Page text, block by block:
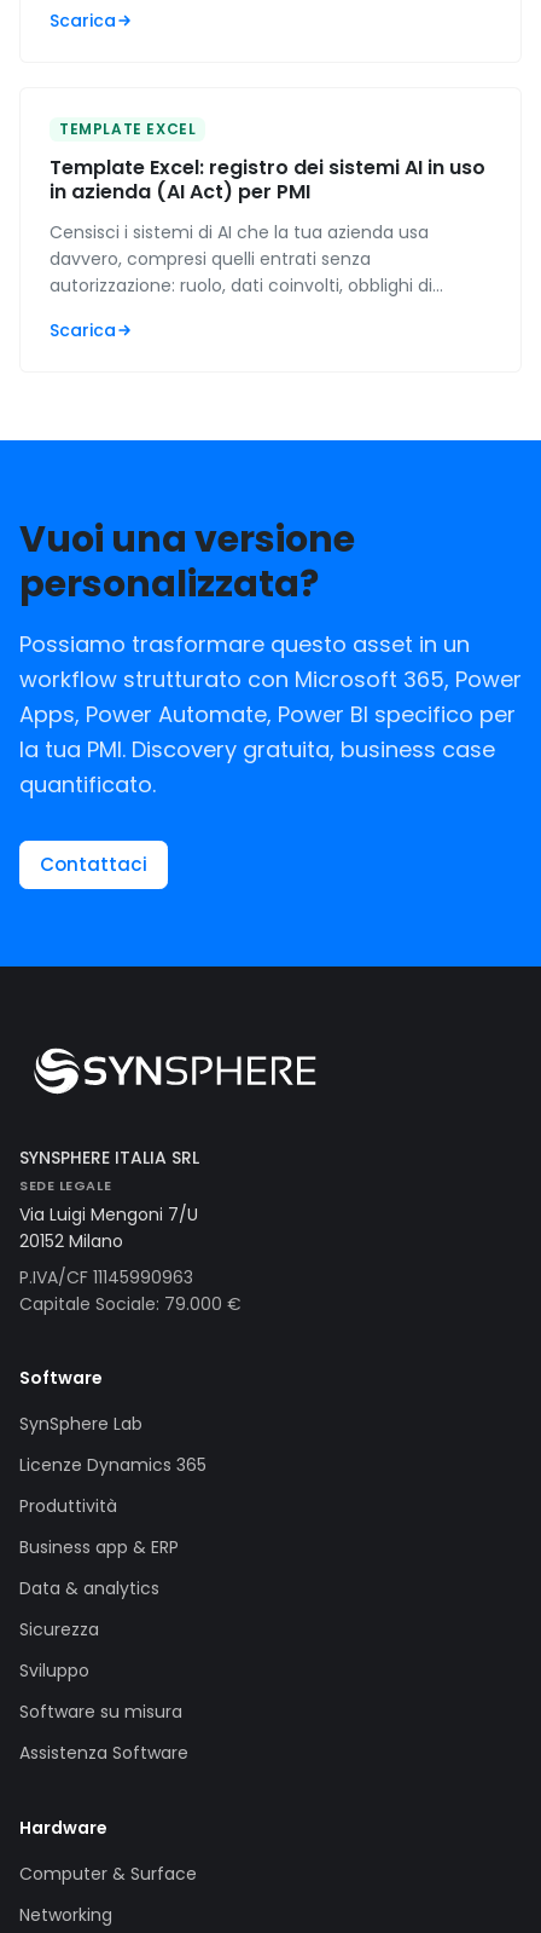
Scarica
TEMPLATE EXCEL
Template Excel: registro dei sistemi AI in uso
in azienda (AI Act) per PMI
Censisci i sistemi di AI che la tua azienda usa
davvero, compresi quelli entrati senza
autorizzazione: ruolo, dati coinvolti, obblighi di
scoperti contati da solo.
Scarica
Vuoi una versione
personalizzata?
Possiamo trasformare questo asset in un
workflow strutturato con Microsoft 365, Power
Apps, Power Automate, Power BI specifico per
la tua PMI. Discovery gratuita, business case
quantificato.
Contattaci
SYNSPHERE ITALIA SRL
SEDE LEGALE
Via Luigi Mengoni 7/U
20152 Milano
P.IVA/CF 11145990963
Capitale Sociale: 79.000 €
Software
SynSphere Lab
Licenze Dynamics 365
Produttività
Business app & ERP
Data & analytics
Sicurezza
Sviluppo
Software su misura
Assistenza Software
Hardware
Computer & Surface
Networking